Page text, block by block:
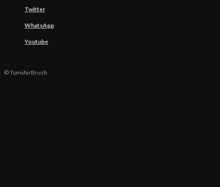
Twitter
WhatsApp
Youtube
© TomiAirBrush